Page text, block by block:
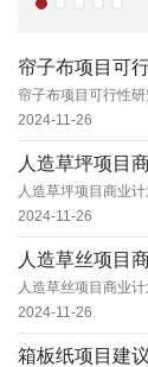
帘子布项目可
帘子布项目可行性研
2024-11-26
人造草坪项目商业
2024-11-26
人造草丝项目商业
2024-11-26
箱板纸项目建